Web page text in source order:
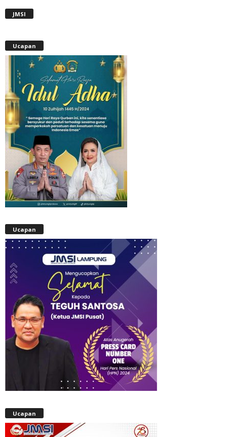
JMSI
Ucapan
Ucapan
Ucapan